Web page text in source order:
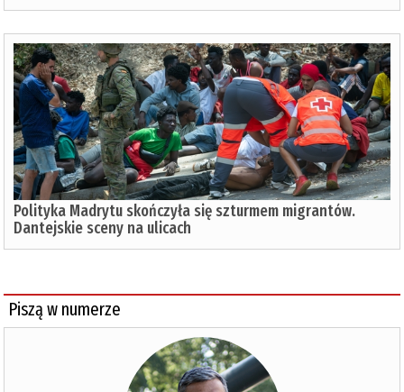
Polityka Madrytu skończyła się szturmem migrantów.
Dantejskie sceny na ulicach
Piszą w numerze